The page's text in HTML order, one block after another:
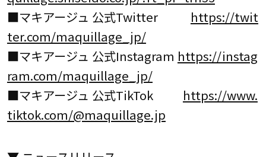
■マキアージュ 公式Twitter https://twit
ter.com/maquillage_jp/
■マキアージュ 公式Instagram https://instag
ram.com/maquillage_jp/
■マキアージュ 公式TikTok https://www.
tiktok.com/@maquillage.jp